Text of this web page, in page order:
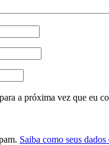
a próxima vez que eu
Saiba como seus